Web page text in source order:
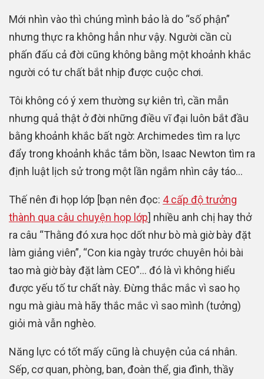
Mới nhìn vào thì chúng mình bảo là do “số phận”
nhưng thực ra không hẳn như vậy. Người cần cù
phấn đấu cả đời cũng không bằng một khoảnh khắc
người có tư chất bắt nhịp được cuộc chơi.
Tôi không có ý xem thường sự kiên trì, cần mẫn
nhưng quả thật ở đời những điều vĩ đại luôn bắt đầu
bằng khoảnh khắc bất ngờ: Archimedes tìm ra lực
đẩy trong khoảnh khắc tắm bồn, Isaac Newton tìm ra
định luật lịch sử trong một lần ngắm nhìn cây táo…
Thế nên đi họp lớp [bạn nên đọc: 4 cấp độ trưởng
thành qua câu chuyện họp lớp] nhiều anh chị hay thở
ra câu “Thằng đó xưa học dốt như bò mà giờ bày đặt
làm giảng viên”, “Con kia ngày trước chuyên hỏi bài
tao mà giờ bày đặt làm CEO”… đó là vì không hiểu
được yếu tố tư chất này. Đừng thắc mắc vì sao họ
ngu mà giàu mà hãy thắc mắc vì sao mình (tưởng)
giỏi mà vẫn nghèo.
Năng lực có tốt mấy cũng là chuyện của cá nhân.
Sếp, cơ quan, phòng, ban, đoàn thể, gia đình, thầy